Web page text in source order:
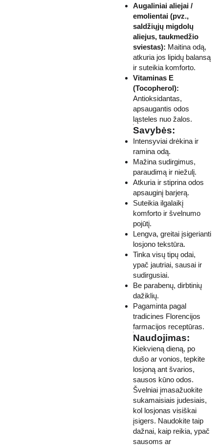
Augaliniai aliejai /
emolientai (pvz.,
saldžiųjų migdolų
aliejus, taukmedžio
sviestas): Maitina odą,
atkuria jos lipidų balansą
ir suteikia komforto.
Vitaminas E
(Tocopherol):
Antioksidantas,
apsaugantis odos
ląsteles nuo žalos.
Savybės:
Intensyviai drėkina ir
ramina odą.
Mažina sudirgimus,
paraudimą ir niežulį.
Atkuria ir stiprina odos
apsauginį barjerą.
Suteikia ilgalaikį
komforto ir švelnumo
pojūtį.
Lengva, greitai įsigerianti
losjono tekstūra.
Tinka visų tipų odai,
ypač jautriai, sausai ir
sudirgusiai.
Be parabenų, dirbtinių
dažiklių.
Pagaminta pagal
tradicines Florencijos
farmacijos receptūras.
Naudojimas:
Kiekvieną dieną, po
dušo ar vonios, tepkite
losjoną ant švarios,
sausos kūno odos.
Švelniai įmasažuokite
sukamaisiais judesiais,
kol losjonas visiškai
įsigers. Naudokite taip
dažnai, kaip reikia, ypač
sausoms ar